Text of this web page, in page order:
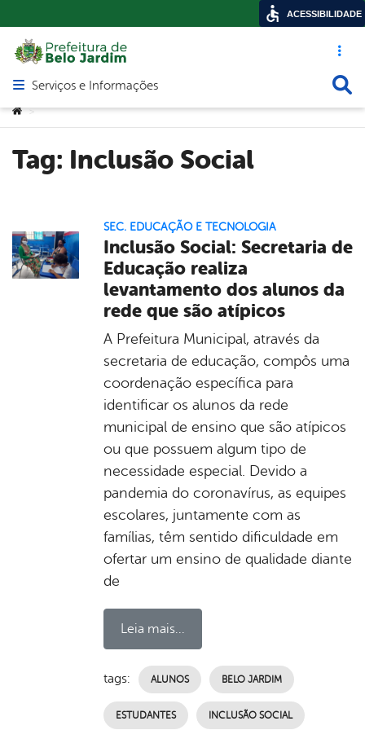
Acesso
Abrir menu principal de navegação
Serviços e Informações
Você está aqui:
>
Tag: Inclusão Social
SEC. EDUCAÇÃO E TECNOLOGIA
Inclusão Social: Secretaria de
Educação realiza
levantamento dos alunos da
rede que são atípicos
A Prefeitura Municipal, através da
secretaria de educação, compôs uma
coordenação específica para
identificar os alunos da rede
municipal de ensino que são atípicos
ou que possuem algum tipo de
necessidade especial. Devido a
pandemia do coronavírus, as equipes
escolares, juntamente com as
famílias, têm sentido dificuldade em
ofertar um ensino de qualidade diante
de
Leia mais...
tags: ALUNOS BELO JARDIM
ESTUDANTES INCLUSÃO SOCIAL
ACESSIBILIDADE